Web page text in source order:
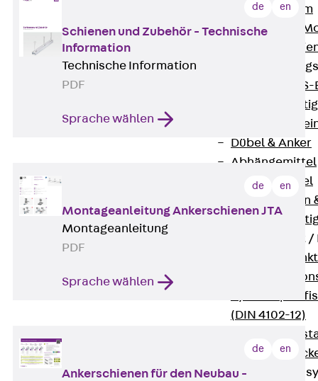
I-Stiel-System
PUK-STRUT-
C-Profil-
KTS-
Dübel & Anker
Abhängemittel
Schraubmittel
Ankermuttern
Funktionserhalt
(DIN 4102-12)
de en
Schienen und Zubehör - Technische
Information
Technische Information
PDF
Sprache wählen
de en
Montageanleitung Ankerschienen JTA
Montageanleitung
PDF
Sprache wählen
de en
Ankerschienen für den Neubau -